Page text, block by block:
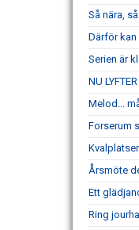
Så nära,
Därför kan
Serien är
NU
Melod...
Forserum
Årsmöte
Ett
Ring